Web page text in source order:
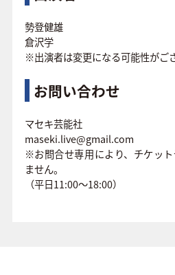
勢登健雄
倉沢学
※出演者は変更になる可能性がご
お問い合わせ
マセキ芸能社
maseki.live@gmail.com
※お問合せ専用により、チケッ
ません。
（平日11:00～18:00）